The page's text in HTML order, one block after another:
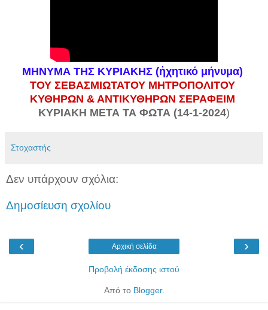
ΜΗΝΥΜΑ ΤΗΣ ΚΥΡΙΑΚΗΣ (ἠχητικό μήνυμα)
ΤΟΥ ΣΕΒΑΣΜΙΩΤΑΤΟΥ ΜΗΤΡΟΠΟΛΙΤΟΥ
ΚΥΘΗΡΩΝ & ΑΝΤΙΚΥΘΗΡΩΝ ΣΕΡΑΦΕΙΜ
ΚΥΡΙΑΚΗ ΜΕΤΑ ΤΑ ΦΩΤΑ (14-1-2024)
Στοχαστής
Δεν υπάρχουν σχόλια:
Δημοσίευση σχολίου
‹ ›
Αρχική σελίδα
Προβολή έκδοσης ιστού
Από το Blogger.